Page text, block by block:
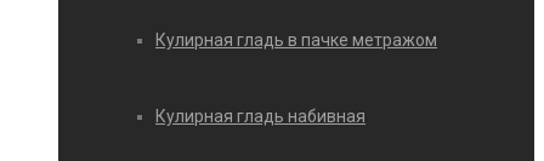
Кулирная гладь в пачке метражом
Кулирная гладь набивная